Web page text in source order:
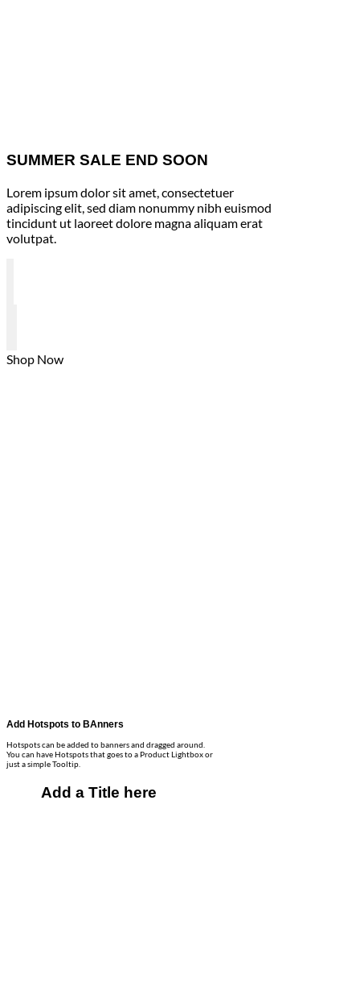
SUMMER SALE END SOON
Lorem ipsum dolor sit amet, consectetuer
adipiscing elit, sed diam nonummy nibh euismod
tincidunt ut laoreet dolore magna aliquam erat
volutpat.
Shop Now
Add Hotspots to BAnners
Hotspots can be added to banners and dragged around.
You can have Hotspots that goes to a Product Lightbox or
just a simple Tooltip.
Add a Title here